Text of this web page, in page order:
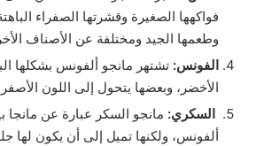
فواكهها الصغيرة وقشرتها الصفراء
وطعمها الجيد ومختلفة عن الأصناف
الفونس: تشتهر مانجو ألفونس بشكلها
الأخضر، وبعضها يتحول إلى اللون
السكري: مانجو السكر عبارة عن مانجا
ألفونس، ولكنها تميل إلى أن يكون لها